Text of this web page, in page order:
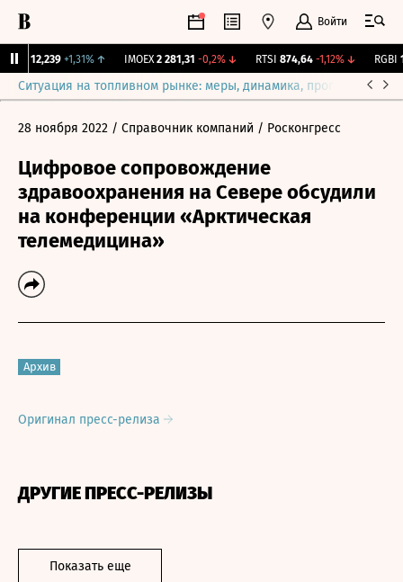
Войти
12,239 +1,31% ↑ IMOEX 2 281,31 -0,2%↓ RTSI 874,64 -1,12%↓ RGBI
Ситуация на топливном рынке: меры, динамика, прогнозы
28 ноября 2022 / Справочник компаний / Росконгресс
Цифровое сопровождение
здравоохранения на Севере обсудили
на конференции «Арктическая
телемедицина»
Архив
Оригинал пресс-релиза
ДРУГИЕ ПРЕСС-РЕЛИЗЫ
Показать еще